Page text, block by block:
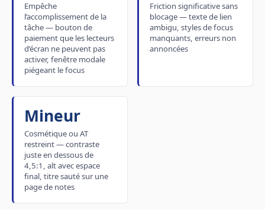
Empêche
l’accomplissement de la
tâche — bouton de
paiement que les lecteurs
d’écran ne peuvent pas
activer, fenêtre modale
piégeant le focus
Friction significative sans
blocage — texte de lien
ambigu, styles de focus
manquants, erreurs non
annoncées
Mineur
Cosmétique ou AT
restreint — contraste
juste en dessous de
4,5:1, alt avec espace
final, titre sauté sur une
page de notes